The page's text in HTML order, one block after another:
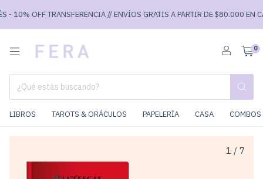
10% OFF TRANSFERENCIA // ENVÍOS GRATIS A PARTIR DE $80.000 EN
0
LIBROS TAROTS & ORÁCULOS PAPELERÍA CASA
1 / 7